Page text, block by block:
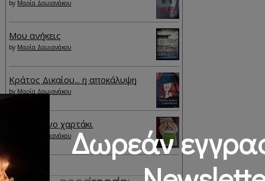
by Μαρία Δαμιανάκου
Μου ανήκεις
by Μαρία Δαμιανάκου
Κράτος Δικαίου... η αποκάλυψη
by Μαρία Δαμιανάκου
Το πράσινο χαρτάκι
Μαρία ΔαμιανάκουΔωρεάν